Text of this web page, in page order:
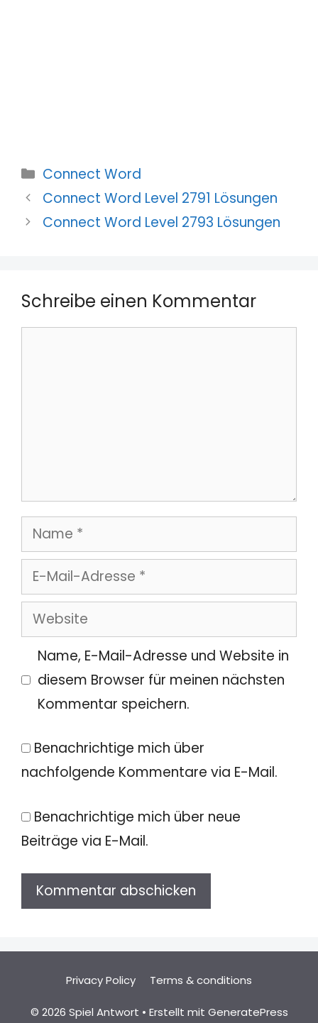
Kategorien
Connect Word
Connect Word Level 2791 Lösungen
Connect Word Level 2793 Lösungen
Schreibe einen Kommentar
Name
E-
Mail-
Adresse
Website
Name, E-Mail-Adresse und Website in
diesem Browser für meinen nächsten
Kommentar speichern.
Benachrichtige mich über
nachfolgende Kommentare via E-Mail.
Benachrichtige mich über neue
Beiträge via E-Mail.
Privacy Policy Terms & conditions
© 2026 Spiel Antwort • Erstellt mit GeneratePress